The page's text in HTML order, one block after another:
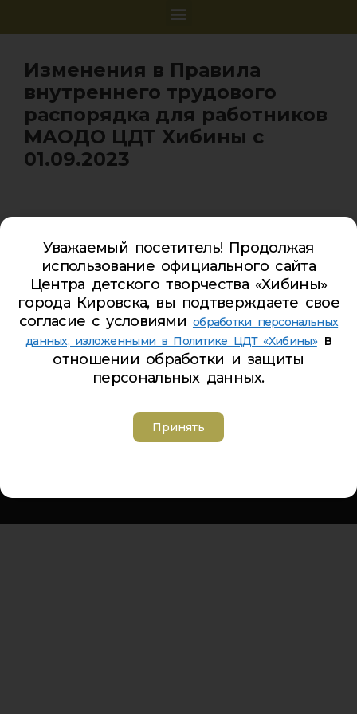
Изменения в Правила
внутреннего трудового
распорядка для работников
МАОДО ЦДТ Хибины с
01.09.2023
Карта сайта
Обратная связь
Гостевая книга
Турбаза ЦДТ «ХИБИНЫ»
Телефон Ленина 5: 5-44-85
Телефон Ленина 9а:4-84-99
Телефон Советская 8:
Адрес электронной почты: inbox@cdt-khibiny.ru
Уважаемый посетитель! Продолжая
использование официального сайта
Центра детского творчества «Хибины»
города Кировска, вы подтверждаете свое
согласие с условиями обработки персональных
данных, изложенными в Политике ЦДТ «Хибины»в
отношении обработки и защиты
персональных данных.
Принять